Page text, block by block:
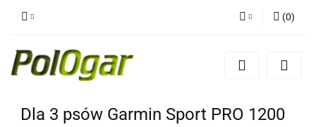
(0)
Dla 3 psów Garmin Sport PRO 1200